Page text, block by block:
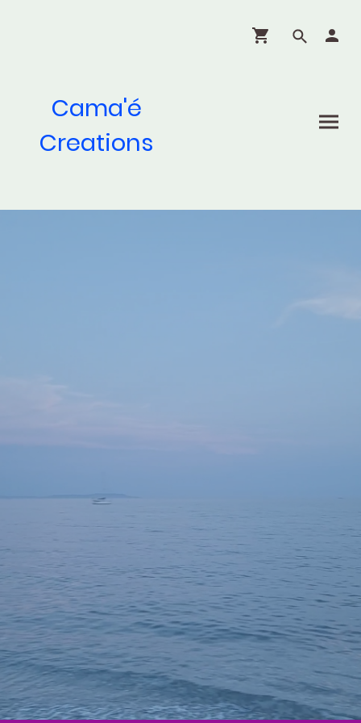
Cama'é
Creations